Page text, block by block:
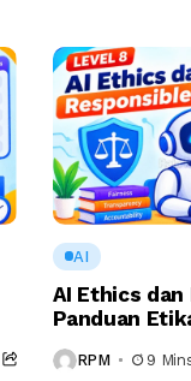
AI
AI Ethics dan
Panduan
Bertanggung
RPM 9